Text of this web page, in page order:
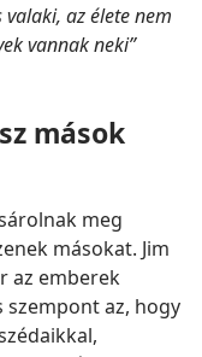
az élete nem
vannak neki”
mások
meg
másokat. Jim
az emberek
az, hogy